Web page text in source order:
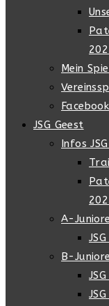
Mein
JSG Geest
Infos
A-
B-